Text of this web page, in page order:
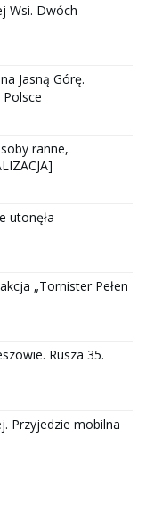
Wsi. Dwóch
Jasną Górę.
ranne,
utonęła
„Tornister Pełen
Rusza 35.
Przyjedzie mobilna